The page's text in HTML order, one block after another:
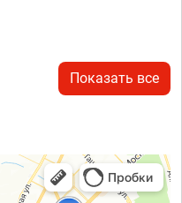
Показать все